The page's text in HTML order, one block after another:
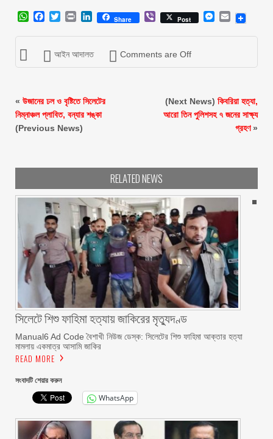
WhatsApp
Facebook
Twitter
Print LinkedIn
Share ViberPost Messenger
Email
আইন আদালত Comments are Off
« উজানের ঢল ও বৃষ্টিতে সিলেটের
নিম্নাঞ্চল প্লাবিত, বন্যার শঙ্কা
(Previous News)
(Next News) কিবরিয়া হত্যা,
আরো তিন পুলিশসহ ৭ জনের সাক্ষ্য
গ্রহণ»
RELATED NEWS
সিলেটে শিশু ফাহিমা হত্যায় জাকিরের মৃত্যুদণ্ড
Manual6 Ad Code বৈশাখী নিউজ ডেস্ক: সিলেটের শিশু ফাহিমা আক্তার হত্যা
মামলায় একমাত্র আসামি জাকির
READ MORE
সংবাদটি শেয়ার করুন
WhatsApp